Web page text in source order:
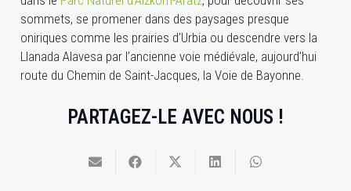
sommets, se promener dans des paysages presque
oniriques comme les prairies d’Urbia ou descendre vers la
Llanada Alavesa par l’ancienne voie médiévale, aujourd’hui
route du Chemin de Saint-Jacques, la Voie de Bayonne.
PARTAGEZ-LE AVEC NOUS !